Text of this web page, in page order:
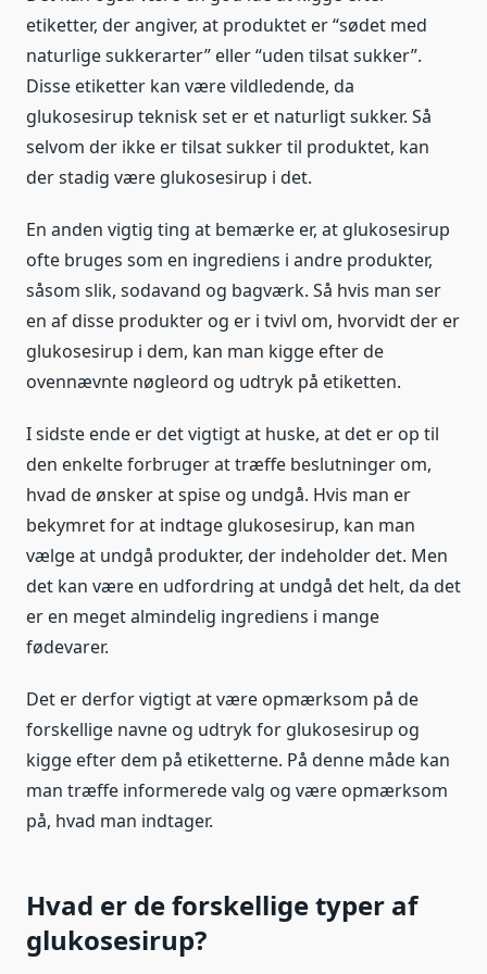
etiketter, der angiver, at produktet er “sødet med
naturlige sukkerarter” eller “uden tilsat sukker”.
Disse etiketter kan være vildledende, da
glukosesirup teknisk set er et naturligt sukker. Så
selvom der ikke er tilsat sukker til produktet, kan
der stadig være glukosesirup i det.
En anden vigtig ting at bemærke er, at glukosesirup
ofte bruges som en ingrediens i andre produkter,
såsom slik, sodavand og bagværk. Så hvis man ser
en af disse produkter og er i tvivl om, hvorvidt der er
glukosesirup i dem, kan man kigge efter de
ovennævnte nøgleord og udtryk på etiketten.
I sidste ende er det vigtigt at huske, at det er op til
den enkelte forbruger at træffe beslutninger om,
hvad de ønsker at spise og undgå. Hvis man er
bekymret for at indtage glukosesirup, kan man
vælge at undgå produkter, der indeholder det. Men
det kan være en udfordring at undgå det helt, da det
er en meget almindelig ingrediens i mange
fødevarer.
Det er derfor vigtigt at være opmærksom på de
forskellige navne og udtryk for glukosesirup og
kigge efter dem på etiketterne. På denne måde kan
man træffe informerede valg og være opmærksom
på, hvad man indtager.
Hvad er de forskellige typer af
glukosesirup?